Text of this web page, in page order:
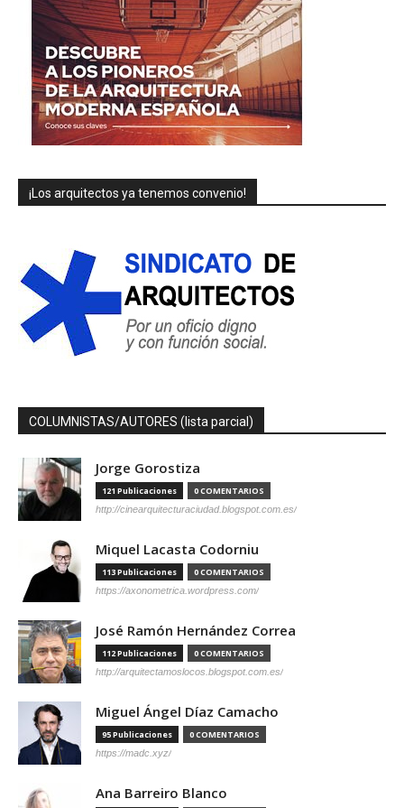
¡Los arquitectos ya tenemos convenio!
COLUMNISTAS/AUTORES (lista parcial)
Jorge Gorostiza
121 Publicaciones 0 COMENTARIOS
http://cinearquitecturaciudad.blogspot.com.es/
Miquel Lacasta Codorniu
113 Publicaciones 0 COMENTARIOS
https://axonometrica.wordpress.com/
José Ramón Hernández Correa
112 Publicaciones 0 COMENTARIOS
http://arquitectamoslocos.blogspot.com.es/
Miguel Ángel Díaz Camacho
95 Publicaciones 0 COMENTARIOS
https://madc.xyz/
Ana Barreiro Blanco